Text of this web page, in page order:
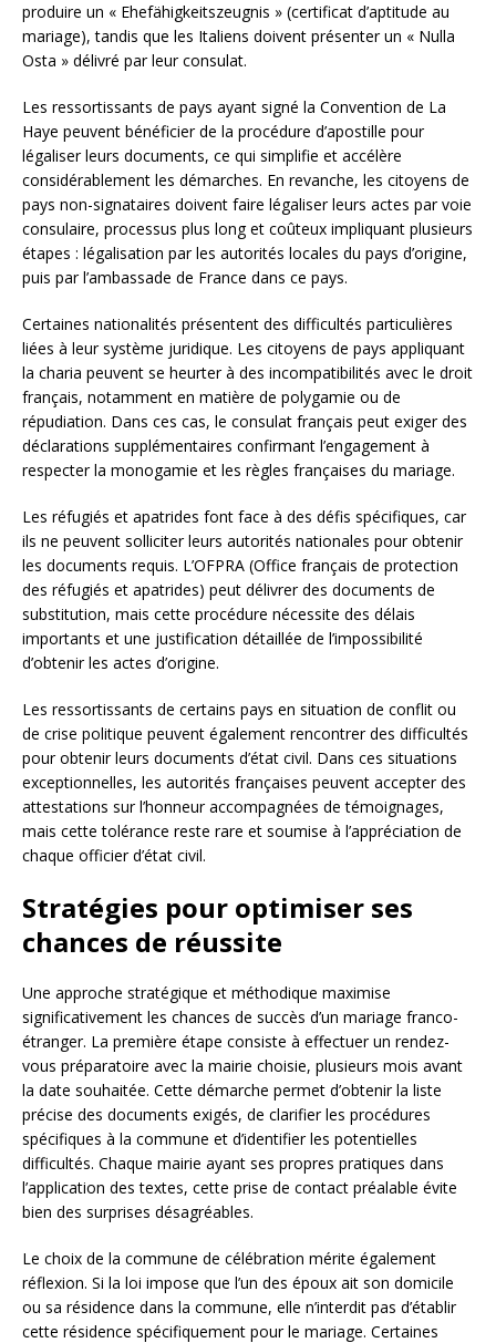
produire un « Ehefähigkeitszeugnis » (certificat d’aptitude au
mariage), tandis que les Italiens doivent présenter un « Nulla
Osta » délivré par leur consulat.
Les ressortissants de pays ayant signé la Convention de La
Haye peuvent bénéficier de la procédure d’apostille pour
légaliser leurs documents, ce qui simplifie et accélère
considérablement les démarches. En revanche, les citoyens de
pays non-signataires doivent faire légaliser leurs actes par voie
consulaire, processus plus long et coûteux impliquant plusieurs
étapes : légalisation par les autorités locales du pays d’origine,
puis par l’ambassade de France dans ce pays.
Certaines nationalités présentent des difficultés particulières
liées à leur système juridique. Les citoyens de pays appliquant
la charia peuvent se heurter à des incompatibilités avec le droit
français, notamment en matière de polygamie ou de
répudiation. Dans ces cas, le consulat français peut exiger des
déclarations supplémentaires confirmant l’engagement à
respecter la monogamie et les règles françaises du mariage.
Les réfugiés et apatrides font face à des défis spécifiques, car
ils ne peuvent solliciter leurs autorités nationales pour obtenir
les documents requis. L’OFPRA (Office français de protection
des réfugiés et apatrides) peut délivrer des documents de
substitution, mais cette procédure nécessite des délais
importants et une justification détaillée de l’impossibilité
d’obtenir les actes d’origine.
Les ressortissants de certains pays en situation de conflit ou
de crise politique peuvent également rencontrer des difficultés
pour obtenir leurs documents d’état civil. Dans ces situations
exceptionnelles, les autorités françaises peuvent accepter des
attestations sur l’honneur accompagnées de témoignages,
mais cette tolérance reste rare et soumise à l’appréciation de
chaque officier d’état civil.
Stratégies pour optimiser ses
chances de réussite
Une approche stratégique et méthodique maximise
significativement les chances de succès d’un mariage franco-
étranger. La première étape consiste à effectuer un rendez-
vous préparatoire avec la mairie choisie, plusieurs mois avant
la date souhaitée. Cette démarche permet d’obtenir la liste
précise des documents exigés, de clarifier les procédures
spécifiques à la commune et d’identifier les potentielles
difficultés. Chaque mairie ayant ses propres pratiques dans
l’application des textes, cette prise de contact préalable évite
bien des surprises désagréables.
Le choix de la commune de célébration mérite également
réflexion. Si la loi impose que l’un des époux ait son domicile
ou sa résidence dans la commune, elle n’interdit pas d’établir
cette résidence spécifiquement pour le mariage. Certaines